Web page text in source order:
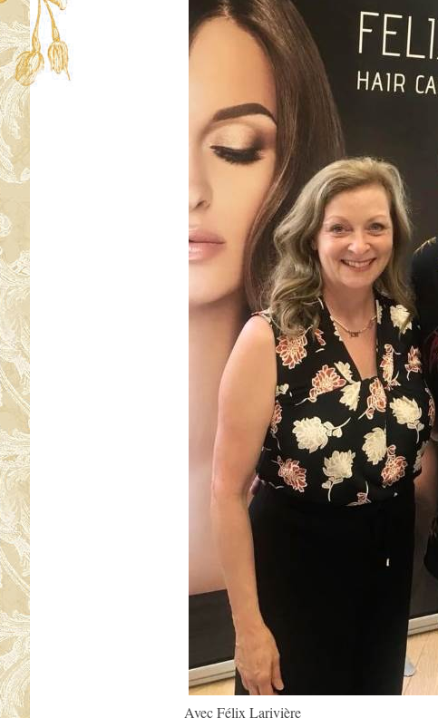
Avec Félix Larivière